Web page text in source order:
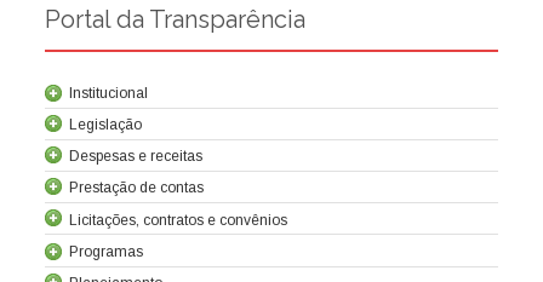
Portal da Transparência
Institucional
Legislação
Despesas e receitas
Prestação de contas
Licitações, contratos e convênios
Programas